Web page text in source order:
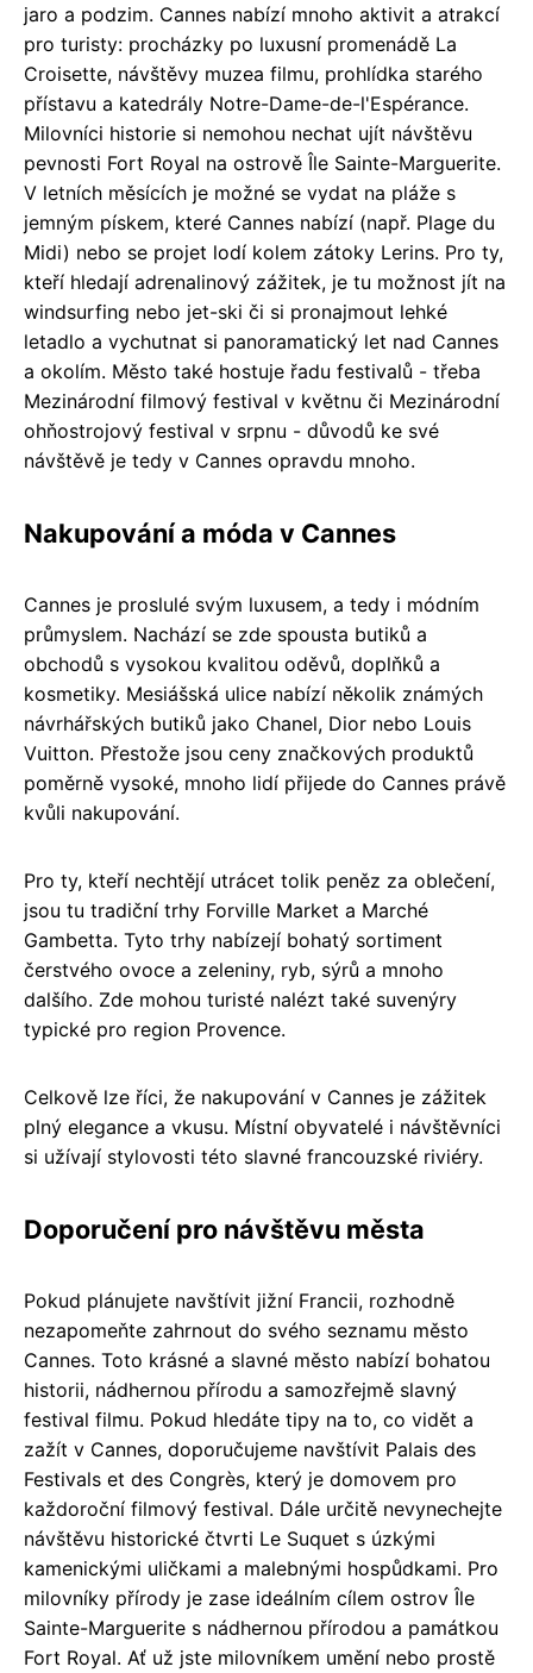
jaro a podzim. Cannes nabízí mnoho aktivit a atrakcí
pro turisty: procházky po luxusní promenádě La
Croisette, návštěvy muzea filmu, prohlídka starého
přístavu a katedrály Notre-Dame-de-l'Espérance.
Milovníci historie si nemohou nechat ujít návštěvu
pevnosti Fort Royal na ostrově Île Sainte-Marguerite.
V letních měsících je možné se vydat na pláže s
jemným pískem, které Cannes nabízí (např. Plage du
Midi) nebo se projet lodí kolem zátoky Lerins. Pro ty,
kteří hledají adrenalinový zážitek, je tu možnost jít na
windsurfing nebo jet-ski či si pronajmout lehké
letadlo a vychutnat si panoramatický let nad Cannes
a okolím. Město také hostuje řadu festivalů - třeba
Mezinárodní filmový festival v květnu či Mezinárodní
ohňostrojový festival v srpnu - důvodů ke své
návštěvě je tedy v Cannes opravdu mnoho.
Nakupování a móda v Cannes
Cannes je proslulé svým luxusem, a tedy i módním
průmyslem. Nachází se zde spousta butiků a
obchodů s vysokou kvalitou oděvů, doplňků a
kosmetiky. Mesiášská ulice nabízí několik známých
návrhářských butiků jako Chanel, Dior nebo Louis
Vuitton. Přestože jsou ceny značkových produktů
poměrně vysoké, mnoho lidí přijede do Cannes právě
kvůli nakupování.
Pro ty, kteří nechtějí utrácet tolik peněz za oblečení,
jsou tu tradiční trhy Forville Market a Marché
Gambetta. Tyto trhy nabízejí bohatý sortiment
čerstvého ovoce a zeleniny, ryb, sýrů a mnoho
dalšího. Zde mohou turisté nalézt také suvenýry
typické pro region Provence.
Celkově lze říci, že nakupování v Cannes je zážitek
plný elegance a vkusu. Místní obyvatelé i návštěvníci
si užívají stylovosti této slavné francouzské riviéry.
Doporučení pro návštěvu města
Pokud plánujete navštívit jižní Francii, rozhodně
nezapomeňte zahrnout do svého seznamu město
Cannes. Toto krásné a slavné město nabízí bohatou
historii, nádhernou přírodu a samozřejmě slavný
festival filmu. Pokud hledáte tipy na to, co vidět a
zažít v Cannes, doporučujeme navštívit Palais des
Festivals et des Congrès, který je domovem pro
každoroční filmový festival. Dále určitě nevynechejte
návštěvu historické čtvrti Le Suquet s úzkými
kamenickými uličkami a malebnými hospůdkami. Pro
milovníky přírody je zase ideálním cílem ostrov Île
Sainte-Marguerite s nádhernou přírodou a památkou
Fort Royal. Ať už jste milovníkem umění nebo prostě